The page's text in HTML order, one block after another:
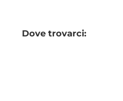
Dove trovarci: